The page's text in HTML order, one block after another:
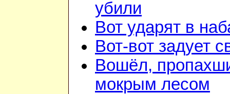
убили
Вот ударят в
Вот-вот задует
Вошёл,
мокрым лесом